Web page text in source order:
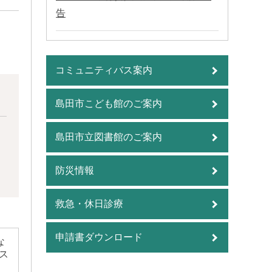
告
コミュニティバス案内
島田市こども館のご案内
島田市立図書館のご案内
防災情報
救急・休日診療
申請書ダウンロード